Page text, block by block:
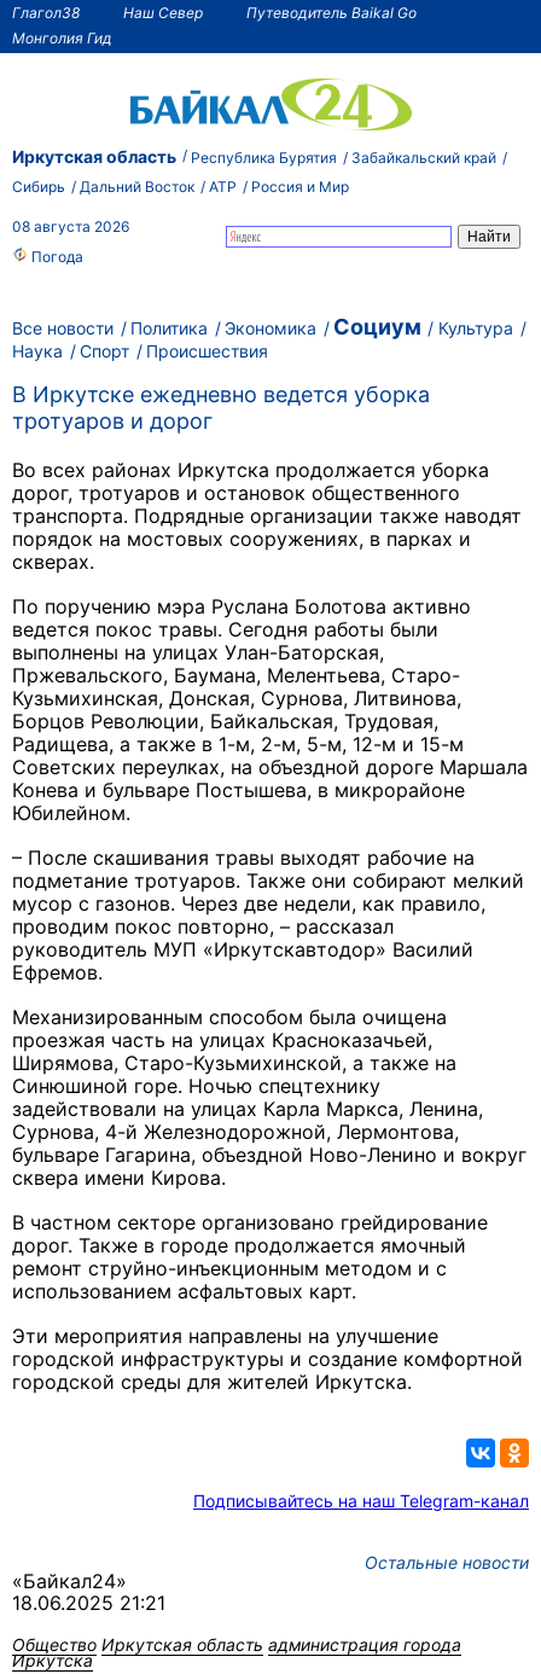
Глагол38 Наш Север
Путеводитель Baikal Go
Монголия Гид
Иркутская область Республика Бурятия
Забайкальский край
Сибирь
Дальний Восток АТР Россия и Мир
08 августа 2026
Погода
Все новости Политика Экономика Социум
Культура
Наука
Спорт Происшествия
В Иркутске ежедневно ведется уборка
тротуаров и дорог
Во всех районах Иркутска продолжается уборка
дорог, тротуаров и остановок общественного
транспорта. Подрядные организации также наводят
порядок на мостовых сооружениях, в парках и
скверах.
По поручению мэра Руслана Болотова активно
ведется покос травы. Сегодня работы были
выполнены на улицах Улан-Баторская,
Пржевальского, Баумана, Мелентьева, Старо-
Кузьмихинская, Донская, Сурнова, Литвинова,
Борцов Революции, Байкальская, Трудовая,
Радищева, а также в 1-м, 2-м, 5-м, 12-м и 15-м
Советских переулках, на объездной дороге Маршала
Конева и бульваре Постышева, в микрорайоне
Юбилейном.
– После скашивания травы выходят рабочие на
подметание тротуаров. Также они собирают мелкий
мусор с газонов. Через две недели, как правило,
проводим покос повторно, – рассказал
руководитель МУП «Иркутскавтодор» Василий
Ефремов.
Механизированным способом была очищена
проезжая часть на улицах Красноказачьей,
Ширямова, Старо-Кузьмихинской, а также на
Синюшиной горе. Ночью спецтехнику
задействовали на улицах Карла Маркса, Ленина,
Сурнова, 4-й Железнодорожной, Лермонтова,
бульваре Гагарина, объездной Ново-Ленино и вокруг
сквера имени Кирова.
В частном секторе организовано грейдирование
дорог. Также в городе продолжается ямочный
ремонт струйно-инъекционным методом и с
использованием асфальтовых карт.
Эти мероприятия направлены на улучшение
городской инфраструктуры и создание комфортной
городской среды для жителей Иркутска.
Подписывайтесь на наш Telegram-канал
Остальные новости
«Байкал24»
18.06.2025 21:21
Общество Иркутская область администрация города
Иркутска